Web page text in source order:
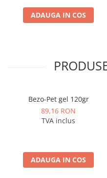
ADAUGA IN COS
Bezo-Pet gel 120gr
89,16 RON
TVA inclus
ADAUGA IN COS